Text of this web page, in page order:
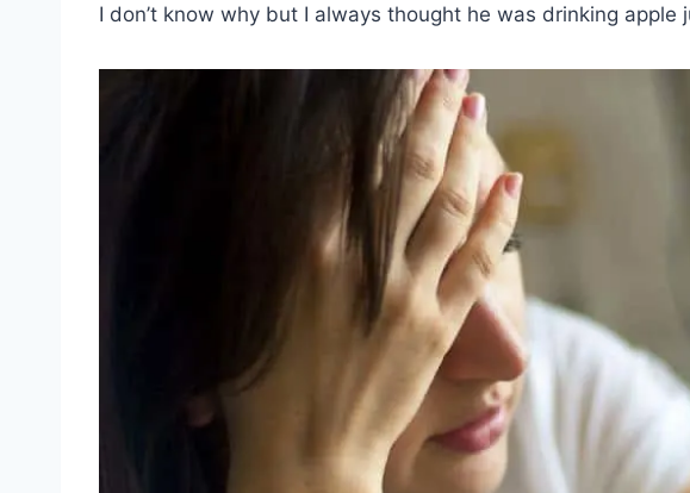
I don’t know why but I always thought he was drinking apple